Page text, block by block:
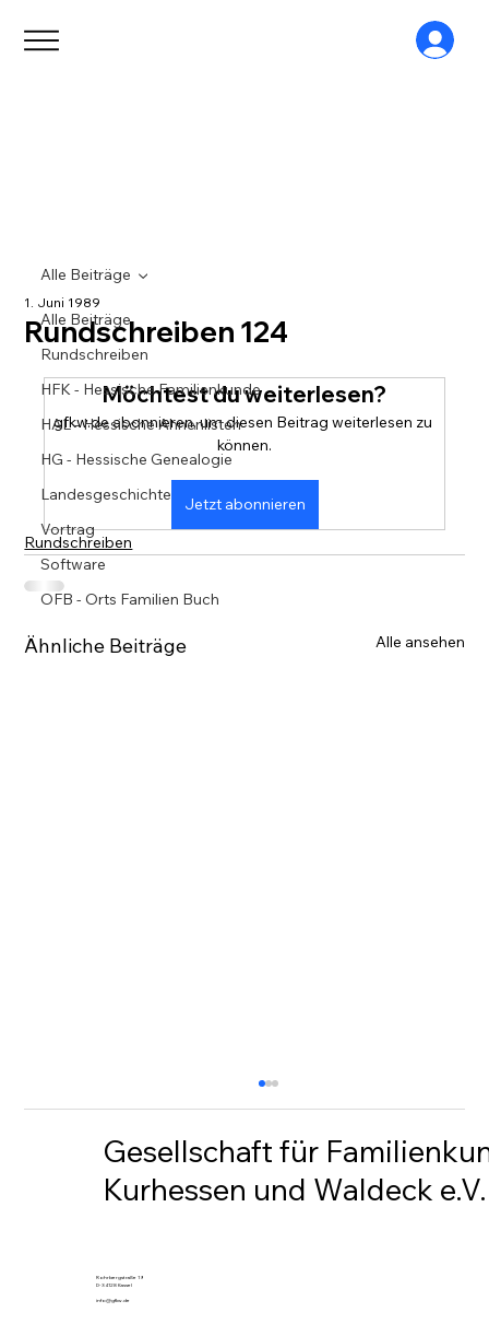
Alle Beiträge
Rundschreiben
HFK - Hessische Familienkunde
HAL - Hessische Ahnenlisten
HG - Hessische Genealogie
Landesgeschichte
Vortrag
Software
OFB - Orts Familien Buch
Alle Beiträge
Rundschreiben 124
1. Juni 1989
Möchtest du weiterlesen?
gfkw.de abonnieren, um diesen Beitrag weiterlesen zu
können.
Jetzt abonnieren
Rundschreiben
Ähnliche Beiträge Alle ansehen
Gesellschaft für
Kurhessen und Waldeck e.V.
Rohrbergstraße 19
D-34128 Kassel
info@gfkw.de